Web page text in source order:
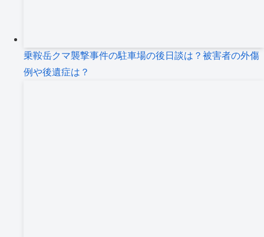
乗鞍岳クマ襲撃事件の駐車場の後日談は？被害者の外傷
例や後遺症は？